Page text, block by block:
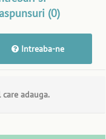
(0)
Intreaba-ne
adauga.